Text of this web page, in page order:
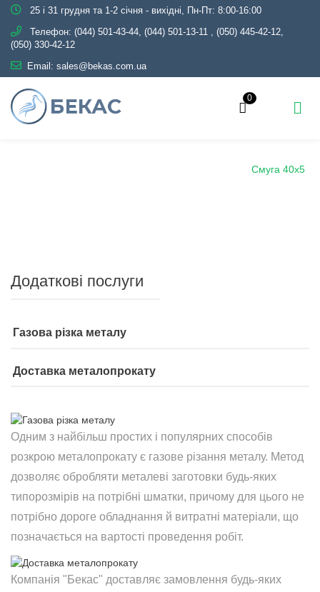
25 і 31 грудня та 1-2 січня - вихідні, Пн-Пт: 8:00-16:00
Телефон: (044) 501-43-44, (044) 501-13-11 , (050) 445-42-12,
(050) 330-42-12
Email: sales@bekas.com.ua
0
Смуга 40х5
Додаткові послуги
Газова різка металу
Доставка металопрокату
Одним з найбільш простих і популярних способів
розкрою металопрокату є газове різання металу. Метод
дозволяє обробляти металеві заготовки будь-яких
типорозмірів на потрібні шматки, причому для цього не
потрібно дороге обладнання й витратні матеріали, що
позначається на вартості проведення робіт.
Компанія "Бекас" доставляє замовлення будь-яких